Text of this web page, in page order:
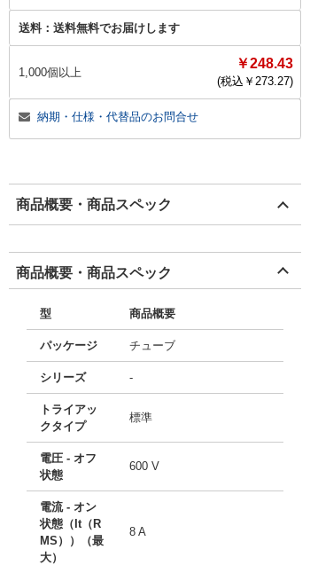
送料： 送料無料でお届けします
1,000個以上
￥248.43
(税込￥ 273.27)
納期・仕様・代替品のお問合せ
商品概要・商品スペック
商品概要・商品スペック
型 商品概要
パッケージ チューブ
シリーズ -
トライアッ
クタイプ
標準
電圧 - オフ
状態
600 V
電流 - オン
状態（It（R
MS））（最
大）
8 A